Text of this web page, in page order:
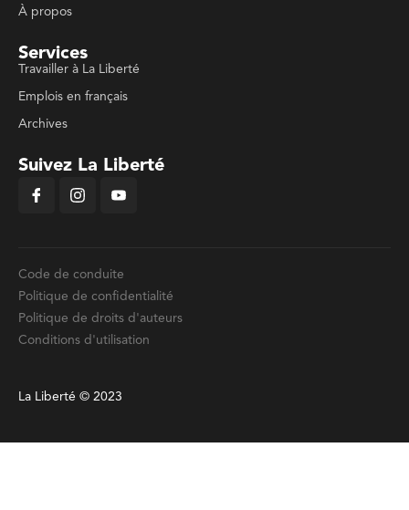
À propos
Services
Travailler à La Liberté
Emplois en français
Archives
Suivez La Liberté
Code de conduite
Politique de confidentialité
Politique de droits d'auteurs
Conditions d'utilisation
La Liberté © 2023